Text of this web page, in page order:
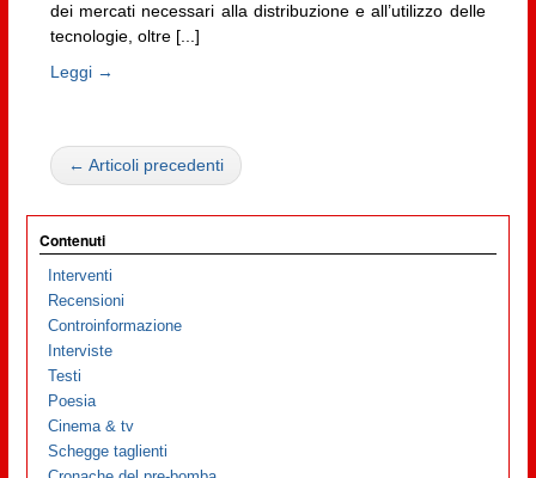
dei mercati necessari alla distribuzione e all’utilizzo delle
tecnologie, oltre [...]
Leggi →
← Articoli precedenti
Contenuti
Interventi
Recensioni
Controinformazione
Interviste
Testi
Poesia
Cinema & tv
Schegge taglienti